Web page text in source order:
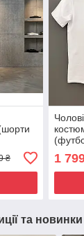
₴ 1
та новинки